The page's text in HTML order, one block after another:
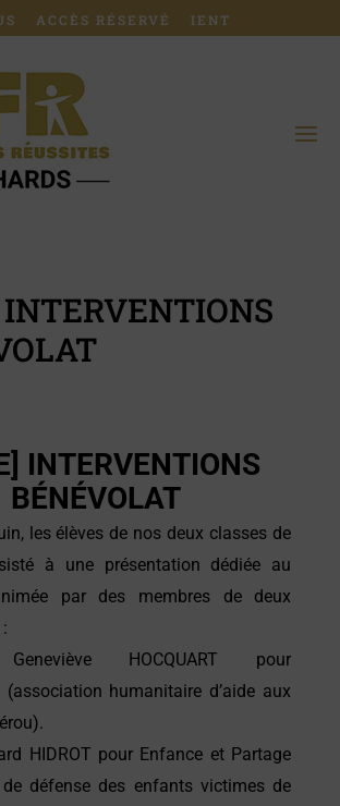
ACCÈS RÉSERVÉ IENT
INTERVENTIONS
INTERVENTIONS
BÉNÉVOLAT
les élèves de nos deux classes de
à une présentation dédiée au
par des membres de deux
HOCQUART pour
(association humanitaire d’aide aux
HIDROT pour Enfance et Partage
défense des enfants victimes de